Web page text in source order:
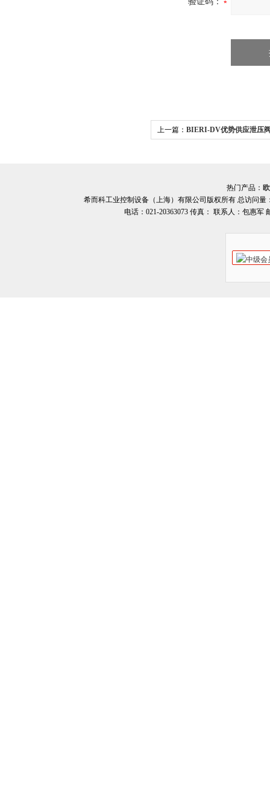
上一篇： BIERI-DV优势供应泄压
热门产品：
希而科工业控制设备（上海）有限公司版权所有 总访问量
电话：021-20363073 传真： 联系人：包惠军